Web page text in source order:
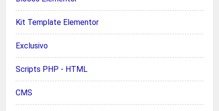
Kit Template Elementor
Exclusivo
Scripts PHP - HTML
CMS